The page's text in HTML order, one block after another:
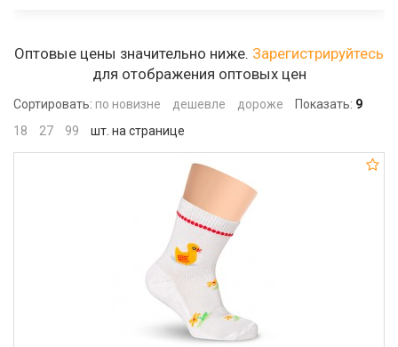
Оптовые цены значительно ниже. Зарегистрируйтесь
для отображения оптовых цен
Сортировать: по новизне дешевле дороже Показать: 9
18
27 99 шт. на странице